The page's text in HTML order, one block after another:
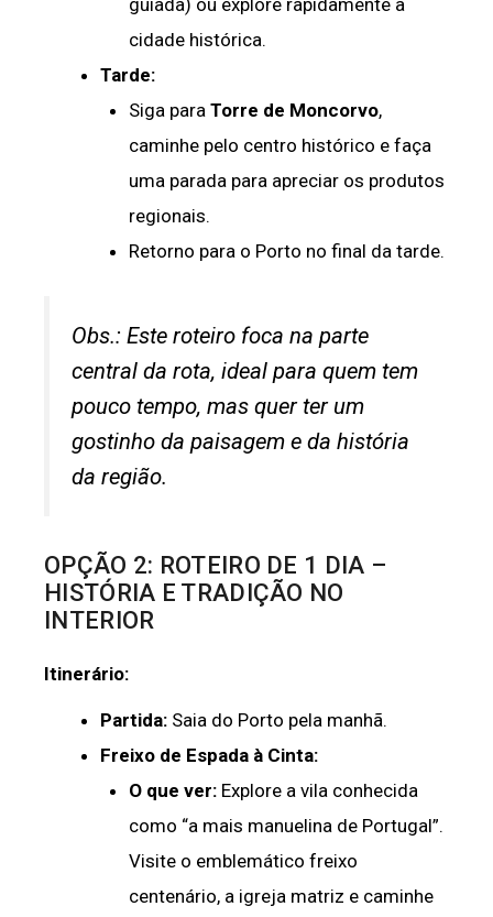
cidade histórica.
Tarde:
Siga para Torre de Moncorvo,
caminhe pelo centro histórico e faça
uma parada para apreciar os produtos
regionais.
Retorno para o Porto no final da tarde.
Obs.: Este roteiro foca na parte
central da rota, ideal para quem tem
pouco tempo, mas quer ter um
gostinho da paisagem e da história
da região.
OPÇÃO 2: ROTEIRO DE 1 DIA –
HISTÓRIA E TRADIÇÃO NO
INTERIOR
Itinerário:
Partida: Saia do Porto pela manhã.
Freixo de Espada à Cinta:
O que ver:Explore a vila conhecida
como “a mais manuelina de Portugal”.
Visite o emblemático freixo
centenário, a igreja matriz e caminhe